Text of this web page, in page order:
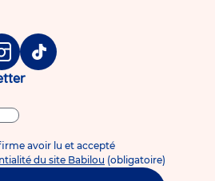
Tiktok
avoir lu et accepté
du site Babilou (obligatoire)